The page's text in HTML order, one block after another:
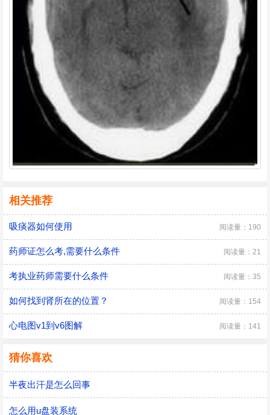
相关推荐
吸痰器如何使用 阅读量：190
药师证怎么考,需要什么条件 阅读量：21
考执业药师需要什么条件 阅读量：35
如何找到肾所在的位置？ 阅读量：154
心电图v1到v6图解 阅读量：141
猜你喜欢
半夜出汗是怎么回事
怎么用u盘装系统